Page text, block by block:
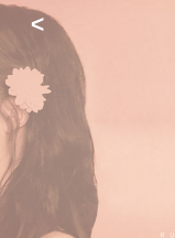
<